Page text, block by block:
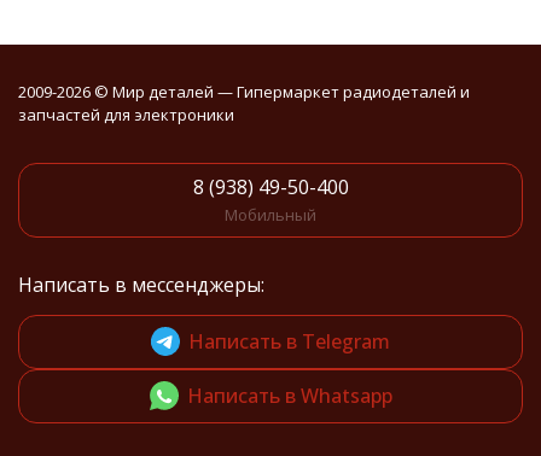
2009-2026 © Мир деталей — Гипермаркет радиодеталей и
запчастей для электроники
8 (938) 49-50-400
Мобильный
Написать в мессенджеры:
Написать в Telegram
Написать в Whatsapp